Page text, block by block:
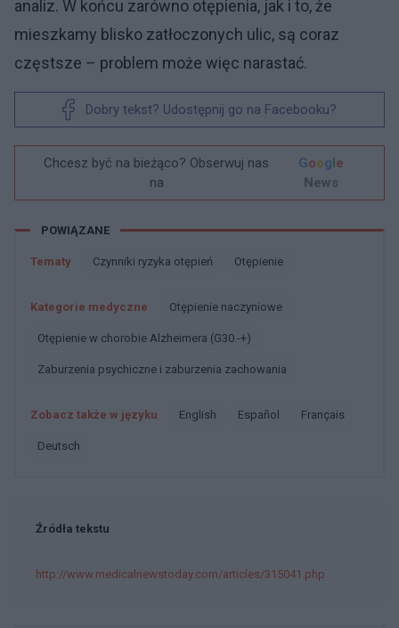
analiz. W końcu zarówno otępienia, jak i to, że
mieszkamy blisko zatłoczonych ulic, są coraz
częstsze – problem może więc narastać.
Dobry tekst? Udostępnij go na Facebooku?
Chcesz być na bieżąco? Obserwuj nas
na
Google
News
POWIĄZANE
Tematy Czynniki ryzyka otępień Otępienie
Kategorie medyczne Otępienie naczyniowe
Otępienie w chorobie Alzheimera (G30.-+)
Zaburzenia psychiczne i zaburzenia zachowania
Zobacz także w języku english español français
deutsch
Źródła tekstu
http://www.medicalnewstoday.com/articles/315041.php